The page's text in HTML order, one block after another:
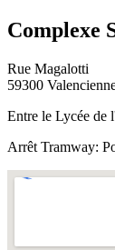
Complexe
Rue Magalotti
59300
Entre le Lycée de
Arrêt Tramway: